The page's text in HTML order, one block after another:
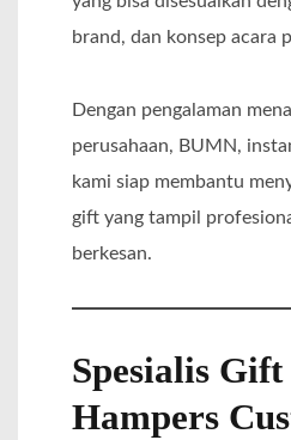
brand, dan konsep acara
Dengan pengalaman
perusahaan, BUMN,
kami siap membantu
gift yang tampil
berkesan.
Spesialis
Hampers